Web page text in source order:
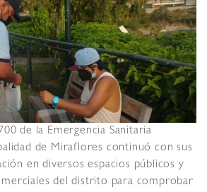
de la Emergencia Sanitaria
de Miraflores continuó con sus
en diversos espacios públicos y
del distrito para comprobar